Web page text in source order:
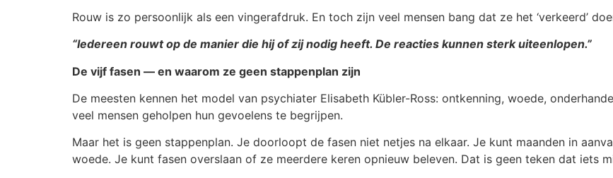
Rouw is zo persoonlijk als een vingerafdruk. En toch zijn veel mensen bang dat ze het ‘verkeerd’
“Iedereen rouwt op de manier die hij of zij nodig heeft. De reacties kunnen sterk uiteenlopen.”
De vijf fasen — en waarom ze geen stappenplan zijn
De meesten kennen het model van psychiater Elisabeth Kübler-Ross: ontkenning, woede,
veel mensen geholpen hun gevoelens te begrijpen.
Maar het is geen stappenplan. Je doorloopt de fasen niet netjes na elkaar. Je kunt maanden in
woede. Je kunt fasen overslaan of ze meerdere keren opnieuw beleven. Dat is geen teken dat iets